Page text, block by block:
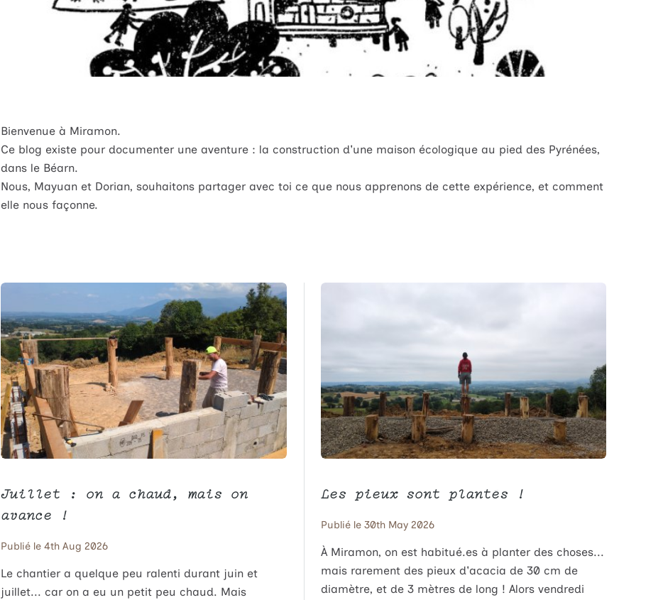
Bienvenue à Miramon.
Ce blog existe pour documenter une aventure : la construction d'une maison écologique au pied des Pyrénées,
dans le Béarn.
Nous, Mayuan et Dorian, souhaitons partager avec toi ce que nous apprenons de cette expérience, et comment
elle nous façonne.
Juillet : on a chaud, mais on
avance !
Publié le 4th Aug 2026
Le chantier a quelque peu ralenti durant juin et
juillet... car on a eu un petit peu chaud. Mais
Les pieux sont plantés !
Publié le 30th May 2026
À Miramon, on est habitué.es à planter des choses...
mais rarement des pieux d'acacia de 30 cm de
diamètre, et de 3 mètres de long ! Alors vendredi